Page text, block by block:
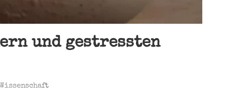
und gestressten
Wissenschaft